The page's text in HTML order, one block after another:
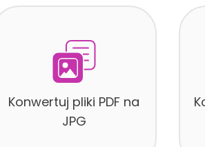
Konwertuj pliki PDF na
JPG